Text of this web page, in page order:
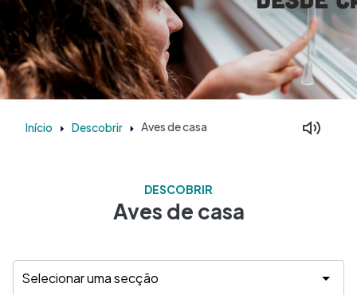
Início Descobrir Aves de casa
DESCOBRIR
Aves de casa